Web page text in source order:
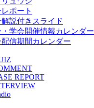
ポート
説付きスライド
学会開催情報カレンダー
信期間カレンダー
REPORT